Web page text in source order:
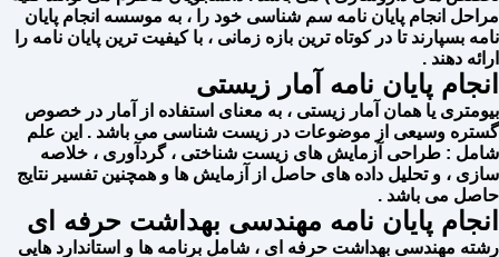
مراحل انجام پایان نامه سم شناسی خود را ، به موسسه انجام پایان
نامه بسپارند تا در کوتاه ترین بازه زمانی ، با کیفیت ترین پایان نامه را
ارائه دهند .
انجام پایان نامه آمار زیستی
بیومتری یا همان آمار زیستی ، به معنای استفاده از آمار در خصوص
گستره وسیعی از موضوعات در زیست شناسی می باشد . این علم
شامل : طراحی آزمایش های زیست شناختی ، گردآوری ، خلاصه
سازی ، و تحلیل داده های حاصل از آزمایش ها و همچنین تفسیر نتایج
حاصل می باشد .
انجام پایان نامه مهندسی بهداشت حرفه ای
رشته مهندسی بهداشت حرفه ای ، شامل برنامه ها و استاندارد هایی